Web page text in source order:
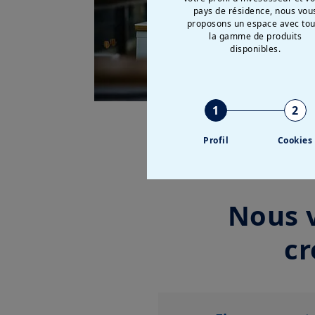
Nous
pays de résidence, nous
proposons un espace avec
la gamme de produits
disponibles.
1
Profil
2
Cookies